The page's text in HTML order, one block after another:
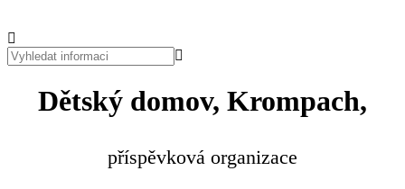
Dětský domov, Krompach,
příspěvková organizace